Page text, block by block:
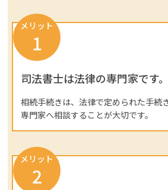
メリット
1
司法書士は法律の専門家です。
相続手続きは、法律で定められた手続
専門家へ相談することが大切です。
メリット
2